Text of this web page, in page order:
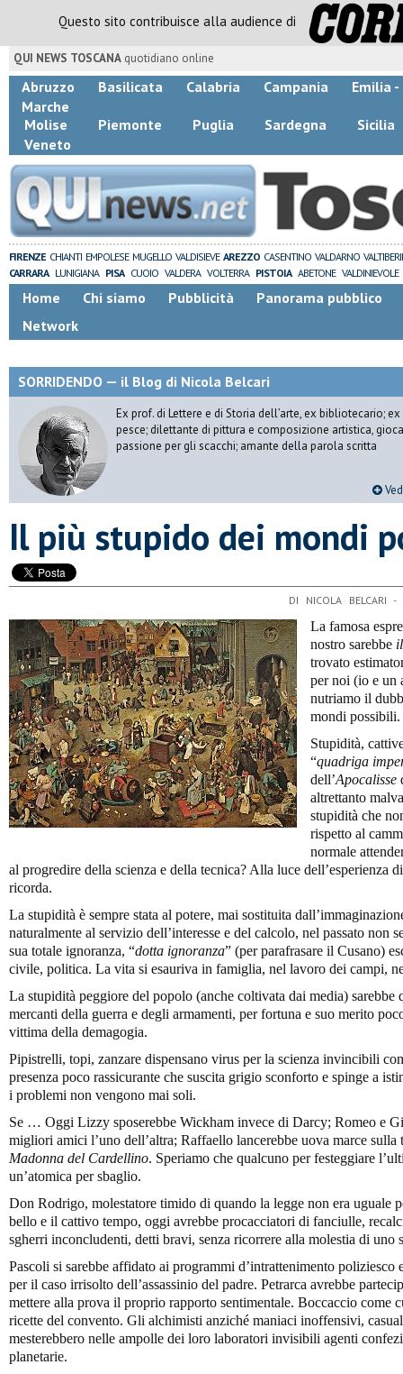
Questo sito contribuisce alla audience di
QUI NEWS TOSCANA quotidiano online
Abruzzo Basilicata Calabria Campania
Emilia -
Marche
Molise
Piemonte Puglia Sardegna
Sicilia
Veneto
FIRENZE CHIANTI EMPOLESE MUGELLO VALDISIEVE AREZZO CASENTINO VALDARNO
CARRARA LUNIGIANA PISA CUOIO VALDERA VOLTERRA PISTOIA ABETONE VALDINIEVOLE
Home Chi siamo Pubblicità
Panorama pubblico
Network
SORRIDENDO — il Blog di Nicola Belcari
Ex prof. di Lettere e di Storia dell’arte, ex bibliotecario;
pesce; dilettante di pittura e composizione artistica,
passione per gli scacchi; amante della parola scritta
Il più stupido dei mondi
DI NICOLA BELCARI -
La famosa
nostro sarebbe
trovato
per noi (io e un
nutriamo il
mondi possibili.
Stupidità,
“quadriga
dell’Apocalisse
altrettanto
stupidità che
rispetto al
normale
al progredire della scienza e della tecnica? Alla luce dell’esperienza
ricorda.
La stupidità è sempre stata al potere, mai sostituita
naturalmente al servizio dell’interesse e del calcolo, nel passato non
sua totale ignoranza, “dotta ignoranza” (per parafrasare il Cusano)
civile, politica. La vita si esauriva in famiglia, nel lavoro dei campi,
La stupidità peggiore del popolo (anche coltivata dai media) sarebbe
mercanti della guerra e degli armamenti, per fortuna e suo merito
vittima della demagogia.
Pipistrelli, topi, zanzare dispensano virus per la scienza invincibili
presenza poco rassicurante che suscita grigio sconforto e spinge a
i problemi non vengono mai soli.
Se … Oggi Lizzy sposerebbe Wickham invece di Darcy; Romeo e
migliori amici l’uno dell’altra; Raffaello lancerebbe uova marce
Madonna del Cardellino. Speriamo che qualcuno per festeggiare
un’atomica per sbaglio.
Don Rodrigo, molestatore timido di quando la legge non era uguale
bello e il cattivo tempo, oggi avrebbe procacciatori di fanciulle,
sgherri inconcludenti, detti bravi, senza ricorrere alla molestia di uno
Pascoli si sarebbe affidato ai programmi d’intrattenimento poliziesco
per il caso irrisolto dell’assassinio del padre. Petrarca avrebbe
mettere alla prova il proprio rapporto sentimentale. Boccaccio come
ricette del convento. Gli alchimisti anziché maniaci inoffensivi,
mesterebbero nelle ampolle dei loro laboratori invisibili agenti
planetarie.